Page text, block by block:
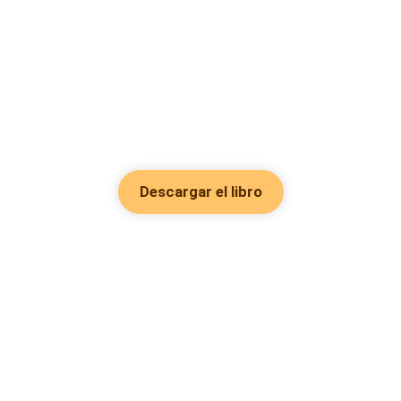
Descargar el libro